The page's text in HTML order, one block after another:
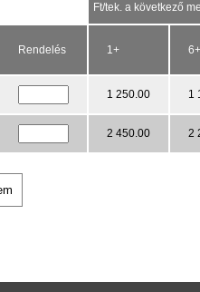
Ft/tek. a következő
Rendelés 1+ 6+
1 250.00 1
2 450.00 2